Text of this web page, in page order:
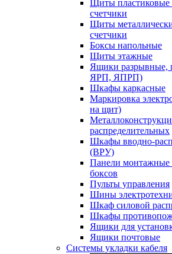
Щиты пластиковые
счетчики
Щиты
счетчики
Боксы напольные
Щиты этажные
Ящики разрывные,
ЯРП, ЯПРП)
Шкафы каркасные
Маркировка
на щит)
распределительных
Шкафы вводно-
(ВРУ)
Панели монтажные
боксов
Пульты управления
Шины
Шкаф силовой
Шкафы
Ящики для
Ящики почтовые
Системы укладки кабеля